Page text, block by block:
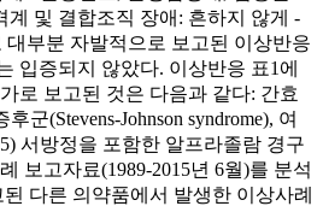
계 및 결합조직 장애: 흔하지 않게 -
대부분 자발적으로 보고된 이상반응
입증되지 않았다. 이상반응 표1에
로 보고된 것은 다음과 같다: 간효
군(Stevens-Johnson syndrome), 여
서방정을 포함한 알프라졸람 경구
보고자료(1989-2015년 6월)를 분석
다른 의약품에서 발생한 이상사례